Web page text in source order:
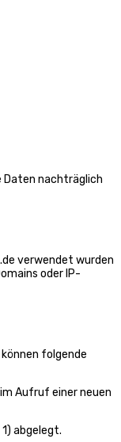
Daten nachträglich
verwendet wurden
oder IP-
folgende
Aufruf einer neuen
abgelegt.